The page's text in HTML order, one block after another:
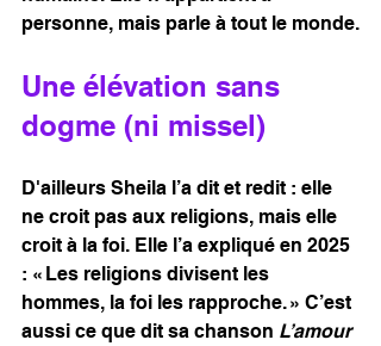
personne, mais parle à tout le monde.
Une élévation sans
dogme (ni missel)
D'ailleurs Sheila l’a dit et redit : elle
ne croit pas aux religions, mais elle
croit à la foi. Elle l’a expliqué en 2025
: « Les religions divisent les
hommes, la foi les rapproche. » C’est
aussi ce que dit sa chanson L’amour